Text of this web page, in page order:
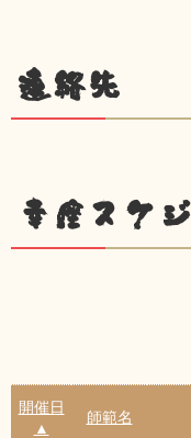
連絡先
幸座スケ
開催日
▲
師範名